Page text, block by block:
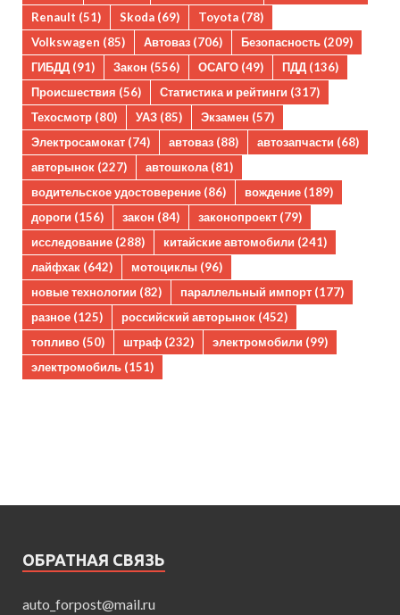
Renault (51) Skoda (69) Toyota (78)
Volkswagen (85) Автоваз (706) Безопасность (209)
ГИБДД (91) Закон (556) ОСАГО (49) ПДД (136)
Происшествия (56) Статистика и рейтинги (317)
Техосмотр (80) УАЗ (85) Экзамен (57)
Электросамокат (74) автоваз (88) автозапчасти (68)
авторынок (227) автошкола(81)
водительское удостоверение (86) вождение (189)
дороги (156) закон (84) законопроект (79)
исследование (288) китайские автомобили (241)
лайфхак (642) мотоциклы (96)
новые технологии (82) параллельный импорт (177)
разное (125) российский авторынок (452)
топливо (50) штраф (232) электромобили (99)
электромобиль (151)
ОБРАТНАЯ СВЯЗЬ
auto_forpost@mail.ru